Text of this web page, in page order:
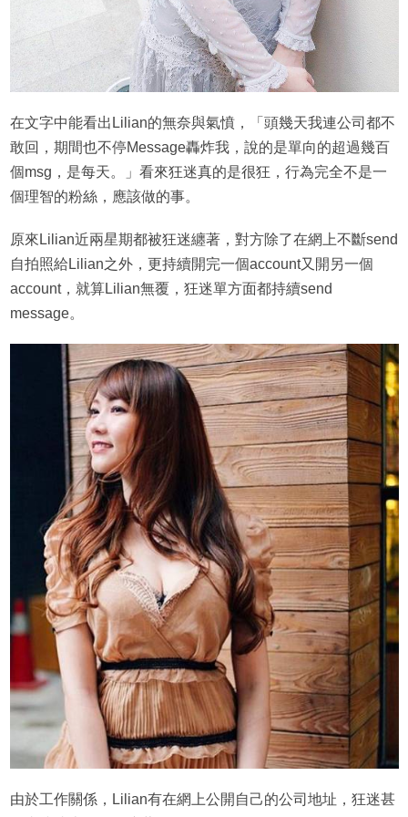
在文字中能看出Lilian的無奈與氣憤，「頭幾天我連公司都不
敢回，期間也不停Message轟炸我，說的是單向的超過幾百
個msg，是每天。」看來狂迷真的是很狂，行為完全不是一
個理智的粉絲，應該做的事。
原來Lilian近兩星期都被狂迷纏著，對方除了在網上不斷send
自拍照給Lilian之外，更持續開完一個account又開另一個
account，就算Lilian無覆，狂迷單方面都持續send
message。
由於工作關係，Lilian有在網上公開自己的公司地址，狂迷甚